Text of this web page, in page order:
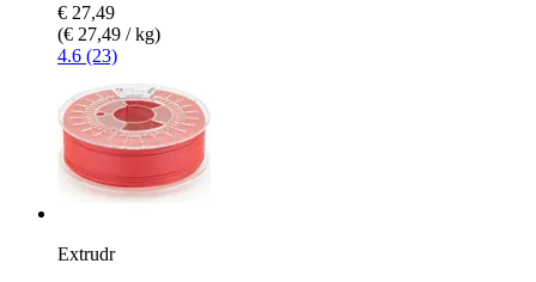
€ 27,49
(€ 27,49 / kg)
4.6 (23)
Extrudr